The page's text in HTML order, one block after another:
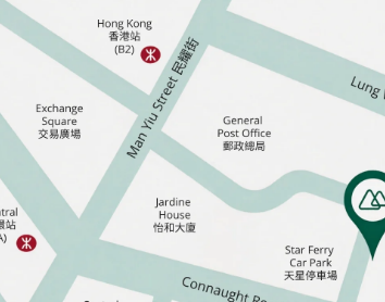
的患者认为他们的隐私得到了很好的保护
度的承诺。
医疗外科部门